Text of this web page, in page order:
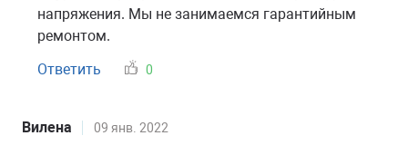
напряжения. Мы не занимаемся гарантийным
ремонтом.
Ответить
0
Вилена 09 янв. 2022